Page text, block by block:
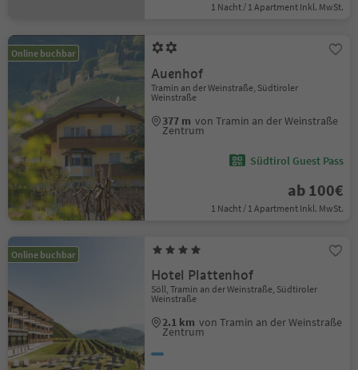
1 Nacht / 1 Apartment Inkl. MwSt.
Online buchbar
Auenhof
Tramin an der Weinstraße, Südtiroler
Weinstraße
377 m von Tramin an der Weinstraße
Zentrum
Südtirol Guest Pass
ab 100€
1 Nacht / 1 Apartment Inkl. MwSt.
Online buchbar
Hotel Plattenhof
Söll, Tramin an der Weinstraße, Südtiroler
Weinstraße
2.1 km von Tramin an der Weinstraße
Zentrum